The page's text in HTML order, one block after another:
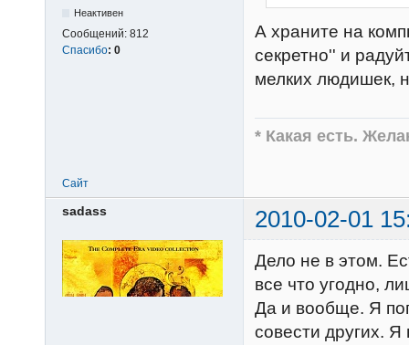
Неактивен
Сообщений: 812
Спасибо: 0
А храните на
секретно'' и
мелких людишек,
* Какая есть.
Сайт
sadass 2010-02-01
Дело не в этом.
все что угодно,
Да и вообще. Я
совести других.